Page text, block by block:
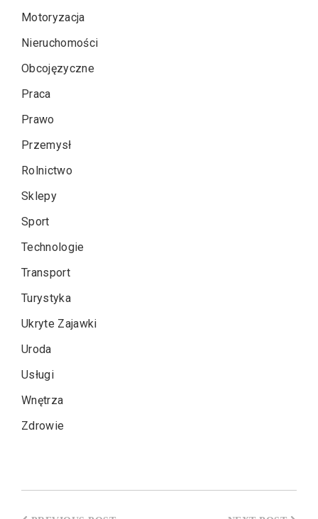
Motoryzacja
Nieruchomości
Obcojęzyczne
Praca
Prawo
Przemysł
Rolnictwo
Sklepy
Sport
Technologie
Transport
Turystyka
Ukryte Zajawki
Uroda
Usługi
Wnętrza
Zdrowie